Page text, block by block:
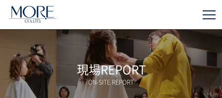
現場REPORT
ON-SITE REPORT